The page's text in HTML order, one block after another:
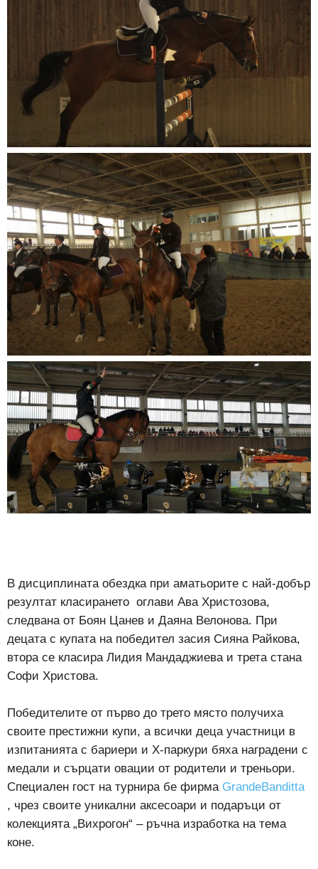
В дисциплината обездка при аматьорите с най-добър
резултат класирането оглави Ава Христозова,
следвана от Боян Цанев и Даяна Велонова. При
децата с купата на победител засия Сияна Райкова,
втора се класира Лидия Мандаджиева и трета стана
Софи Христова.
Победителите от първо до трето място получиха
своите престижни купи, а всички деца участници в
изпитанията с бариери и Х-паркури бяха наградени с
медали и сърцати овации от родители и треньори.
Специален гост на турнира бе фирма GrandeBanditta
, чрез своите уникални аксесоари и подаръци от
колекцията „Вихрогон“ – ръчна изработка на тема
коне.